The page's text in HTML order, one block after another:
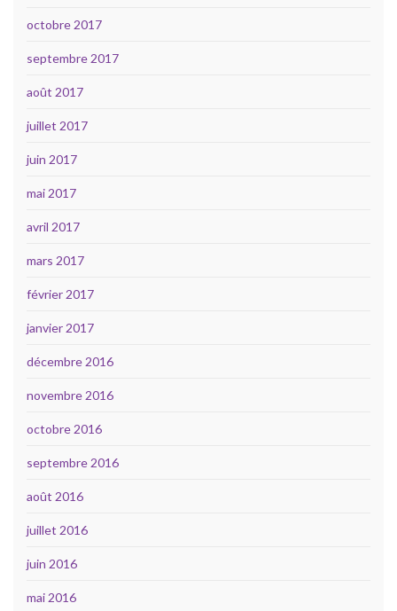
octobre 2017
septembre 2017
août 2017
juillet 2017
juin 2017
mai 2017
avril 2017
mars 2017
février 2017
janvier 2017
décembre 2016
novembre 2016
octobre 2016
septembre 2016
août 2016
juillet 2016
juin 2016
mai 2016